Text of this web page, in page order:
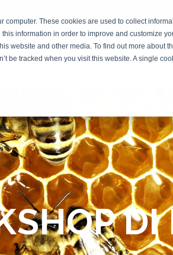
computer. These cookies are used to collect
information in order to improve and customize
website and other media. To find out more about
be tracked when you visit this website. A single
FORMAZIONE DIGITAL